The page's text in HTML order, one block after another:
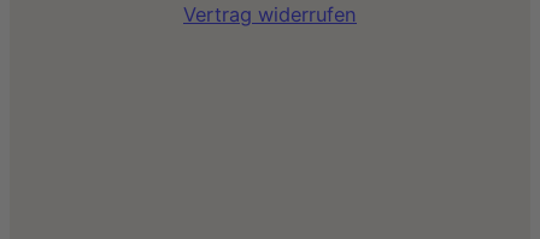
Vertrag widerrufen